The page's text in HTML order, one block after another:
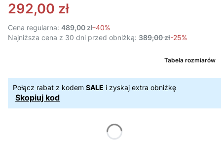
292,00 zł
Cena regularna: 489,00 zł-40%
Najniższa cena z 30 dni przed obniżką: 389,00 zł-25%
Tabela rozmiarów
Połącz rabat z kodem SALE i zyskaj extra obniżkę
Skopiuj kod